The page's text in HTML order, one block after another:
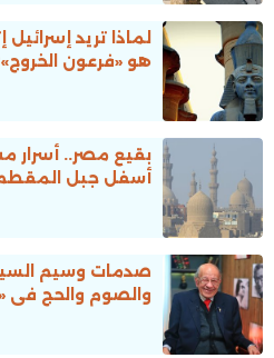
لماذا تريد
هو «فرعون
بقيع مصر.. أسرار
أسفل جبل
صدمات وسيم
والصوم والحج فى